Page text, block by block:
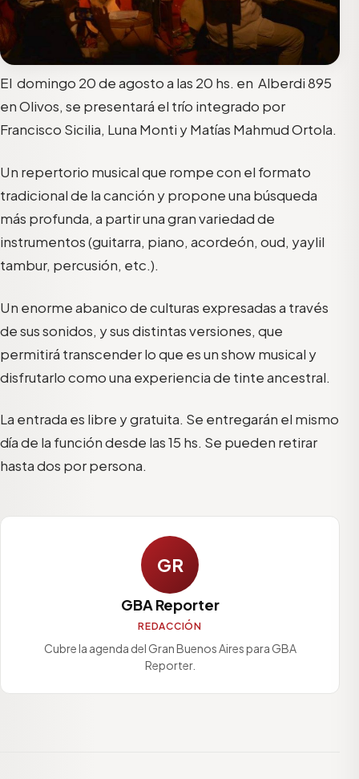
El domingo 20 de agosto a las 20 hs. en Alberdi 895
en Olivos, se presentará el trío integrado por
Francisco Sicilia, Luna Monti y Matías Mahmud Ortola.
Un repertorio musical que rompe con el formato
tradicional de la canción y propone una búsqueda
más profunda, a partir una gran variedad de
instrumentos (guitarra, piano, acordeón, oud, yaylil
tambur, percusión, etc.).
Un enorme abanico de culturas expresadas a través
de sus sonidos, y sus distintas versiones, que
permitirá transcender lo que es un show musical y
disfrutarlo como una experiencia de tinte ancestral.
La entrada es libre y gratuita. Se entregarán el mismo
día de la función desde las 15 hs. Se pueden retirar
hasta dos por persona.
GR
GBA Reporter
REDACCIÓN
Cubre la agenda del Gran Buenos Aires para GBA
Reporter.